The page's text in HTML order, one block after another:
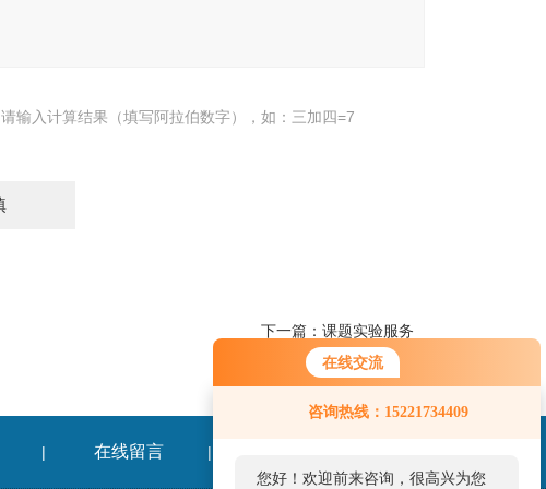
在线交流
咨询热线：15221734409
您好！欢迎前来咨询，很高兴为您
服务，请问您要咨询什么问题呢？
您好，看您停留很久了，是否找到
请输入计算结果（填写阿拉伯数字），如：三加四=7
下一篇： 课题实验服务
| 在线留言 |